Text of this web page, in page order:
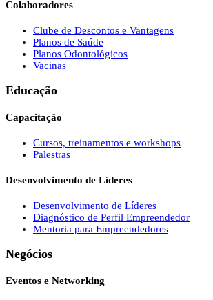
Colaboradores
Clube de Descontos e Vantagens
Planos de Saúde
Planos Odontológicos
Vacinas
Educação
Capacitação
Cursos, treinamentos e workshops
Palestras
Desenvolvimento de Líderes
Desenvolvimento de Líderes
Diagnóstico de Perfil Empreendedor
Mentoria para Empreendedores
Negócios
Eventos e Networking